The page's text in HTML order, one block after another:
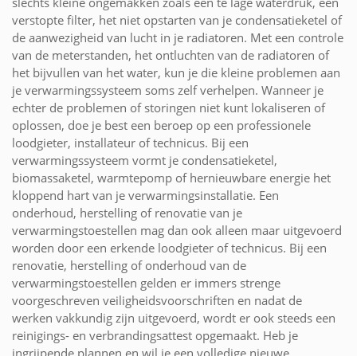
verstopte filter, het niet opstarten van je condensatieketel of
de aanwezigheid van lucht in je radiatoren. Met een controle
van de meterstanden, het ontluchten van de radiatoren of
het bijvullen van het water, kun je die kleine problemen aan
je verwarmingssysteem soms zelf verhelpen. Wanneer je
echter de problemen of storingen niet kunt lokaliseren of
oplossen, doe je best een beroep op een professionele
loodgieter, installateur of technicus. Bij een
verwarmingssysteem vormt je condensatieketel,
biomassaketel, warmtepomp of hernieuwbare energie het
kloppend hart van je verwarmingsinstallatie. Een
onderhoud, herstelling of renovatie van je
verwarmingstoestellen mag dan ook alleen maar uitgevoerd
worden door een erkende loodgieter of technicus. Bij een
renovatie, herstelling of onderhoud van de
verwarmingstoestellen gelden er immers strenge
voorgeschreven veiligheidsvoorschriften en nadat de
werken vakkundig zijn uitgevoerd, wordt er ook steeds een
reinigings- en verbrandingsattest opgemaakt. Heb je
ingrijpende plannen en wil je een volledige nieuwe